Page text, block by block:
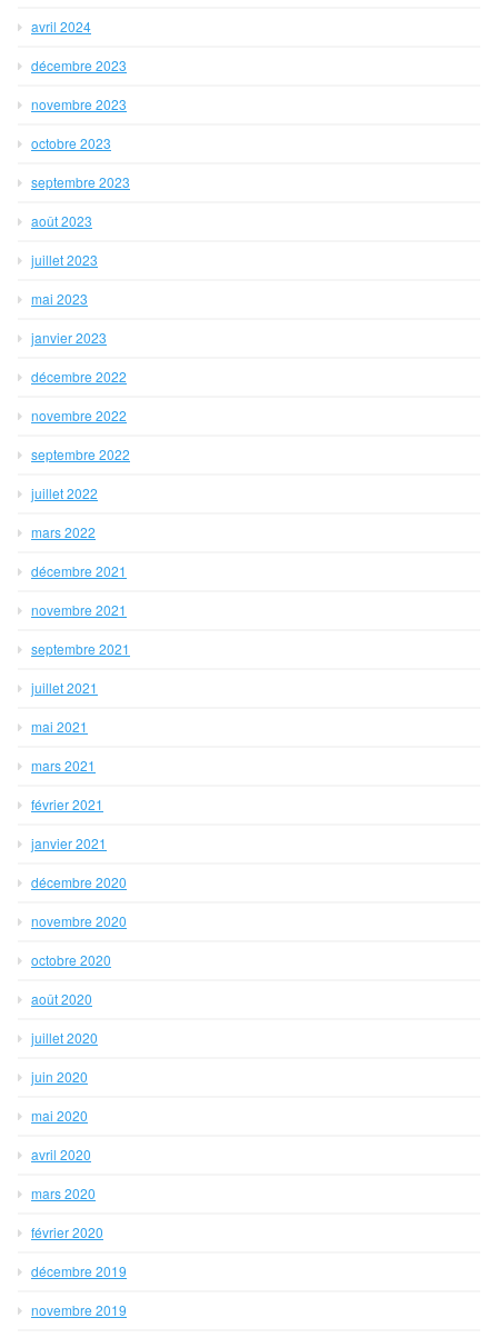
avril 2024
décembre 2023
novembre 2023
octobre 2023
septembre 2023
août 2023
juillet 2023
mai 2023
janvier 2023
décembre 2022
novembre 2022
septembre 2022
juillet 2022
mars 2022
décembre 2021
novembre 2021
septembre 2021
juillet 2021
mai 2021
mars 2021
février 2021
janvier 2021
décembre 2020
novembre 2020
octobre 2020
août 2020
juillet 2020
juin 2020
mai 2020
avril 2020
mars 2020
février 2020
décembre 2019
novembre 2019